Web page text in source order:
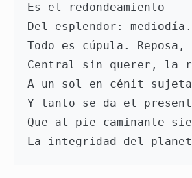
Es el redondeamiento
Del esplendor: mediodía.
Todo es cúpula. Reposa,
Central sin querer, la
A un sol en cénit
Y tanto se da el
Que al pie caminante
La integridad del